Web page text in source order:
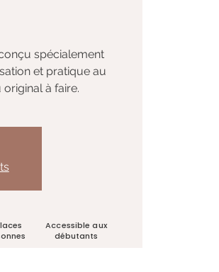
spécialement
et pratique au
à faire.
Accessible aux
débutants